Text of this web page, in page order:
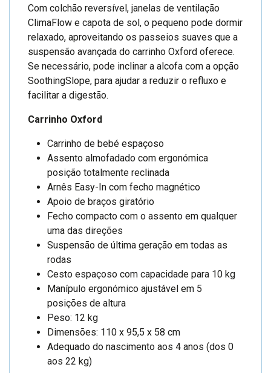
Com colchão reversível, janelas de ventilação
ClimaFlow e capota de sol, o pequeno pode dormir
relaxado, aproveitando os passeios suaves que a
suspensão avançada do carrinho Oxford oferece.
Se necessário, pode inclinar a alcofa com a opção
SoothingSlope, para ajudar a reduzir o refluxo e
facilitar a digestão.
Carrinho Oxford
Carrinho de bebé espaçoso
Assento almofadado com ergonómica
posição totalmente reclinada
Arnês Easy-In com fecho magnético
Apoio de braços giratório
Fecho compacto com o assento em qualquer
uma das direções
Suspensão de última geração em todas as
rodas
Cesto espaçoso com capacidade para 10 kg
Manípulo ergonómico ajustável em 5
posições de altura
Peso: 12 kg
Dimensões: 110 x 95,5 x 58 cm
Adequado do nascimento aos 4 anos (dos 0
aos 22 kg)